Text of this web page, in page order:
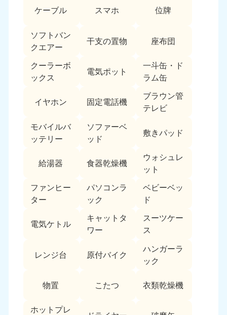
ケーブル スマホ 位牌
ソフトバン
クエアー
干支の置物 座布団
クーラーボ
ックス
電気ポット
一斗缶・ド
ラム缶
イヤホン 固定電話機
ブラウン管
テレビ
モバイルバ
ッテリー
ソファーベ
ッド
敷きパッド
給湯器 食器乾燥機
ウォシュレ
ット
ファンヒー
ター
パソコンラ
ック
ベビーベッ
ド
電気ケトル
キャットタ
ワー
スーツケー
ス
レンジ台 原付バイク
ハンガーラ
ック
物置 こたつ 衣類乾燥機
ホットプレ
長崎県
050-1880-9891
鹿児島県
050-1880-9889
大分県
050-1880-9893
9:00〜19:00 年中無休
050-1880-9890
9:00〜19:00 年中無休
050-1880-9892
沖縄県
050-1880-9887